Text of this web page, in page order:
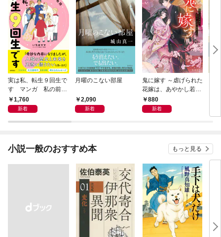
実は私、転生９回生で
す マンガ 私の前世
物語1,760
新着
月曜のこない部屋
2,090
新着
鬼に嫁す ～虐げられた
花嫁は、あやかし若頭
に溺愛される～
880
新着
小説一般のおすすめ本 もっと見る